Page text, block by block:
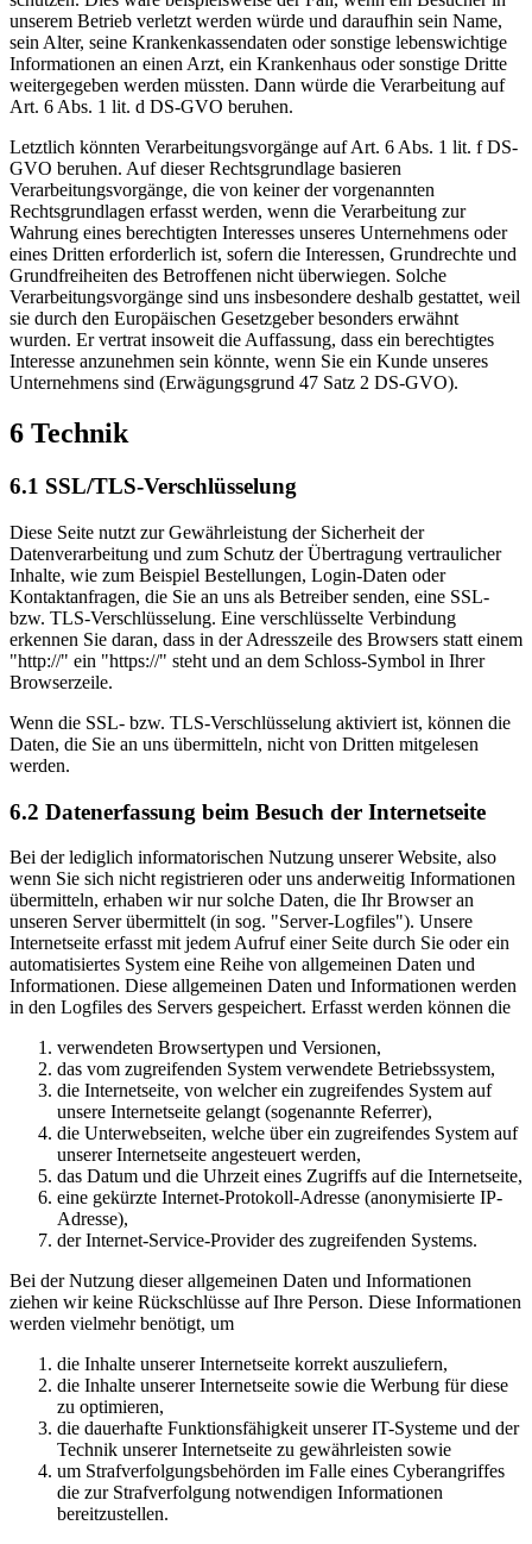
unserem Betrieb verletzt werden würde und daraufhin sein Name,
sein Alter, seine Krankenkassendaten oder sonstige lebenswichtige
Informationen an einen Arzt, ein Krankenhaus oder sonstige Dritte
weitergegeben werden müssten. Dann würde die Verarbeitung auf
Art. 6 Abs. 1 lit. d DS-GVO beruhen.
Letztlich könnten Verarbeitungsvorgänge auf Art. 6 Abs. 1 lit. f DS-
GVO beruhen. Auf dieser Rechtsgrundlage basieren
Verarbeitungsvorgänge, die von keiner der vorgenannten
Rechtsgrundlagen erfasst werden, wenn die Verarbeitung zur
Wahrung eines berechtigten Interesses unseres Unternehmens oder
eines Dritten erforderlich ist, sofern die Interessen, Grundrechte und
Grundfreiheiten des Betroffenen nicht überwiegen. Solche
Verarbeitungsvorgänge sind uns insbesondere deshalb gestattet, weil
sie durch den Europäischen Gesetzgeber besonders erwähnt
wurden. Er vertrat insoweit die Auffassung, dass ein berechtigtes
Interesse anzunehmen sein könnte, wenn Sie ein Kunde unseres
Unternehmens sind (Erwägungsgrund 47 Satz 2 DS-GVO).
6 Technik
6.1 SSL/TLS-Verschlüsselung
Diese Seite nutzt zur Gewährleistung der Sicherheit der
Datenverarbeitung und zum Schutz der Übertragung vertraulicher
Inhalte, wie zum Beispiel Bestellungen, Login-Daten oder
Kontaktanfragen, die Sie an uns als Betreiber senden, eine SSL-
bzw. TLS-Verschlüsselung. Eine verschlüsselte Verbindung
erkennen Sie daran, dass in der Adresszeile des Browsers statt einem
"http://" ein "https://" steht und an dem Schloss-Symbol in Ihrer
Browserzeile.
Wenn die SSL- bzw. TLS-Verschlüsselung aktiviert ist, können die
Daten, die Sie an uns übermitteln, nicht von Dritten mitgelesen
werden.
6.2 Datenerfassung beim Besuch der Internetseite
Bei der lediglich informatorischen Nutzung unserer Website, also
wenn Sie sich nicht registrieren oder uns anderweitig Informationen
übermitteln, erhaben wir nur solche Daten, die Ihr Browser an
unseren Server übermittelt (in sog. "Server-Logfiles"). Unsere
Internetseite erfasst mit jedem Aufruf einer Seite durch Sie oder ein
automatisiertes System eine Reihe von allgemeinen Daten und
Informationen. Diese allgemeinen Daten und Informationen werden
in den Logfiles des Servers gespeichert. Erfasst werden können die
verwendeten Browsertypen und Versionen,
das vom zugreifenden System verwendete Betriebssystem,
die Internetseite, von welcher ein zugreifendes System auf
unsere Internetseite gelangt (sogenannte Referrer),
die Unterwebseiten, welche über ein zugreifendes System auf
unserer Internetseite angesteuert werden,
das Datum und die Uhrzeit eines Zugriffs auf die Internetseite,
eine gekürzte Internet-Protokoll-Adresse (anonymisierte IP-
Adresse),
der Internet-Service-Provider des zugreifenden Systems.
Bei der Nutzung dieser allgemeinen Daten und Informationen
ziehen wir keine Rückschlüsse auf Ihre Person. Diese Informationen
werden vielmehr benötigt, um
die Inhalte unserer Internetseite korrekt auszuliefern,
die Inhalte unserer Internetseite sowie die Werbung für diese
zu optimieren,
die dauerhafte Funktionsfähigkeit unserer IT-Systeme und der
Technik unserer Internetseite zu gewährleisten sowie
um Strafverfolgungsbehörden im Falle eines Cyberangriffes
die zur Strafverfolgung notwendigen Informationen
bereitzustellen.